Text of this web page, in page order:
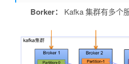
Borker： Kafka 集群有多个